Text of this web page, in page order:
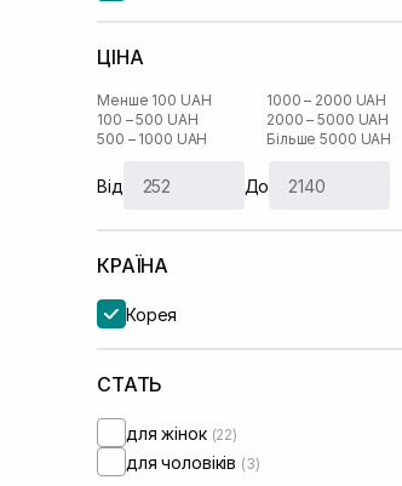
ЦІНА
Менше 100 UAH
100 – 500 UAH
500 – 1000 UAH
1000 – 2000 UAH
2000 – 5000 UAH
Більше 5000 UAH
Від До
КРАЇНА
Корея
СТАТЬ
для жінок (22)
для чоловіків (3)